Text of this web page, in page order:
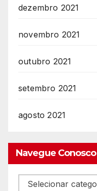
dezembro 2021
novembro 2021
outubro 2021
setembro 2021
agosto 2021
Navegue Conosco
Navegue